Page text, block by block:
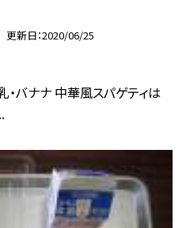
更新日 2020/06/25
・バナナ 中華風スパゲティは